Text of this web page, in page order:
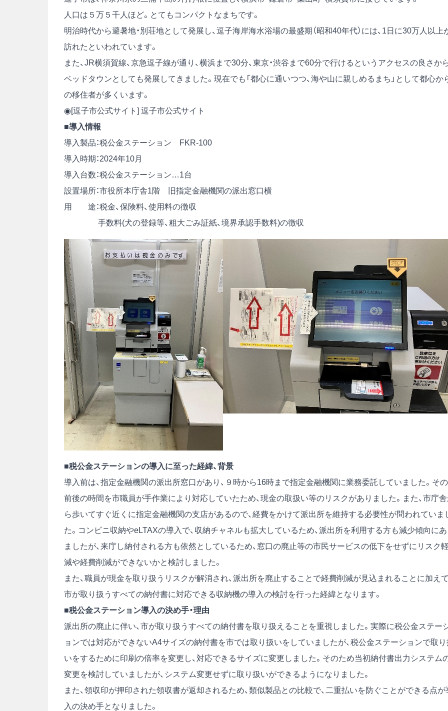
人口は５万５千人ほど。とてもコンパクトなまちです。
明治時代から避暑地・別荘地として発展し、逗子海岸海水浴場の最盛期（昭和40年代）には、1日に30万人以上
訪れたといわれています。
また、JR横須賀線、京急逗子線が通り、横浜まで30分、東京・渋谷まで60分で行けるというアクセスの良さか
ベッドタウンとしても発展してきました。現在でも「都心に通いつつ、海や山に親しめるまち」として都心か
の移住者が多くいます。
◉[逗子市公式サイト] 逗子市公式サイト
■導入情報
導入製品：税公金ステーション FKR-100
導入時期：2024年10月
導入台数：税公金ステーション…1台
設置場所：市役所本庁舎1階 旧指定金融機関の派出窓口横
用 途：税金、保険料、使用料の徴収
手数料(犬の登録等、粗大ごみ証紙、境界承認手数料)の徴収
■税公金ステーションの導入に至った経緯、背景
導入前は、指定金融機関の派出所窓口があり、９時から16時まで指定金融機関に業務委託していました。その
前後の時間を市職員が手作業により対応していたため、現金の取扱い等のリスクがありました。また、市庁
ら歩いてすぐ近くに指定金融機関の支店があるので、経費をかけて派出所を維持する必要性が問われていま
た。コンビニ収納やeLTAXの導入で、収納チャネルも拡大しているため、派出所を利用する方も減少傾向に
ましたが、来庁し納付される方も依然としているため、窓口の廃止等の市民サービスの低下をせずにリスク
減や経費削減ができないかと検討しました。
また、職員が現金を取り扱うリスクが解消され、派出所を廃止することで経費削減が見込まれることに加えて
市が取り扱うすべての納付書に対応できる収納機の導入の検討を行った経緯となります。
■税公金ステーション導入の決め手・理由
派出所の廃止に伴い、市が取り扱うすべての納付書を取り扱えることを重視しました。実際に税公金ステー
ョンでは対応ができないA4サイズの納付書を市では取り扱いをしていましたが、税公金ステーションで取
いをするために印刷の倍率を変更し、対応できるサイズに変更しました。そのため当初納付書出力システム
変更を検討していましたが、システム変更せずに取り扱いができるようになりました。
また、領収印が押印された領収書が返却されるため、類似製品との比較で、二重払いを防ぐことができる点が
入の決め手となりました。